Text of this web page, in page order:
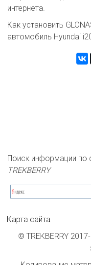
интернета.
Как установить
автомобиль Hyundai
TREKBERRY
Карта сайта
© TREKBERRY